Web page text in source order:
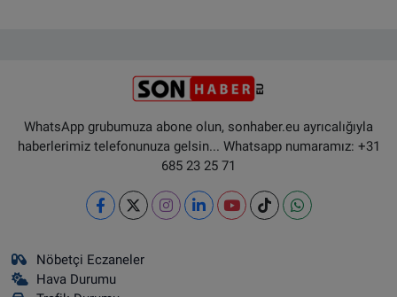
WhatsApp grubumuza abone olun, sonhaber.eu ayrıcalığıyla
haberlerimiz telefonunuza gelsin... Whatsapp numaramız: +31
685 23 25 71
Nöbetçi Eczaneler
Hava Durumu